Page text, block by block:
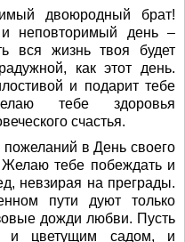
двоюродный брат!
неповторимый день –
вся жизнь твоя будет
как этот день.
и подарит тебе
тебе здоровья
счастья.
в День своего
тебе побеждать и
невзирая на преграды.
пути дуют только
дожди любви. Пусть
и цветущим садом, и